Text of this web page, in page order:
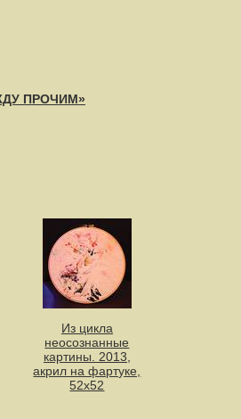
ПРОЧИМ»
Из цикла
неосознанные
картины. 2013,
акрил на фартуке,
52х52